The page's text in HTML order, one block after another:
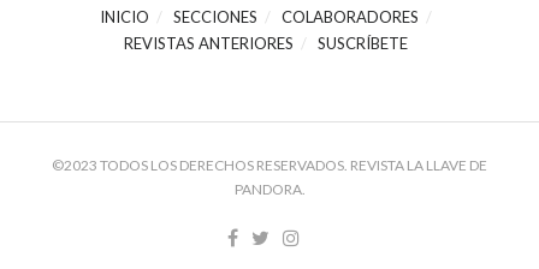
INICIO SECCIONES
COLABORADORES
REVISTAS ANTERIORES
SUSCRÍBETE
©2023 TODOS LOS DERECHOS RESERVADOS. REVISTA LA LLAVE DE
PANDORA.